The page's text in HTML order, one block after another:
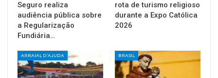
Seguro realiza
audiência pública sobre
a Regularização
Fundiária…
rota de turismo religioso
durante a Expo Católica
2026
ARRAIAL D'AJUDA BRASIL